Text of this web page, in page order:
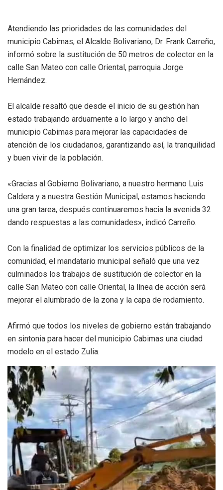
Atendiendo las prioridades de las comunidades del
municipio Cabimas, el Alcalde Bolivariano, Dr. Frank Carreño,
informó sobre la sustitución de 50 metros de colector en la
calle San Mateo con calle Oriental, parroquia Jorge
Hernández.
El alcalde resaltó que desde el inicio de su gestión han
estado trabajando arduamente a lo largo y ancho del
municipio Cabimas para mejorar las capacidades de
atención de los ciudadanos, garantizando así, la tranquilidad
y buen vivir de la población.
«Gracias al Gobierno Bolivariano, a nuestro hermano Luis
Caldera y a nuestra Gestión Municipal, estamos haciendo
una gran tarea, después continuaremos hacia la avenida 32
dando respuestas a las comunidades», indicó Carreño.
Con la finalidad de optimizar los servicios públicos de la
comunidad, el mandatario municipal señaló que una vez
culminados los trabajos de sustitución de colector en la
calle San Mateo con calle Oriental, la línea de acción será
mejorar el alumbrado de la zona y la capa de rodamiento.
Afirmó que todos los niveles de gobierno están trabajando
en sintonia para hacer del municipio Cabimas una ciudad
modelo en el estado Zulia.